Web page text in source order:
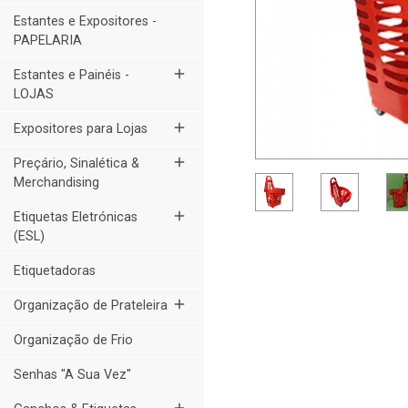
Estantes e Expositores -
PAPELARIA
Estantes e Painéis -
LOJAS
add
Expositores para Lojas add
Preçário, Sinalética &
Merchandising
add
Etiquetas Eletrónicas
(ESL)
add
Etiquetadoras
Organização de Prateleira add
Organização de Frio
Senhas "A Sua Vez"